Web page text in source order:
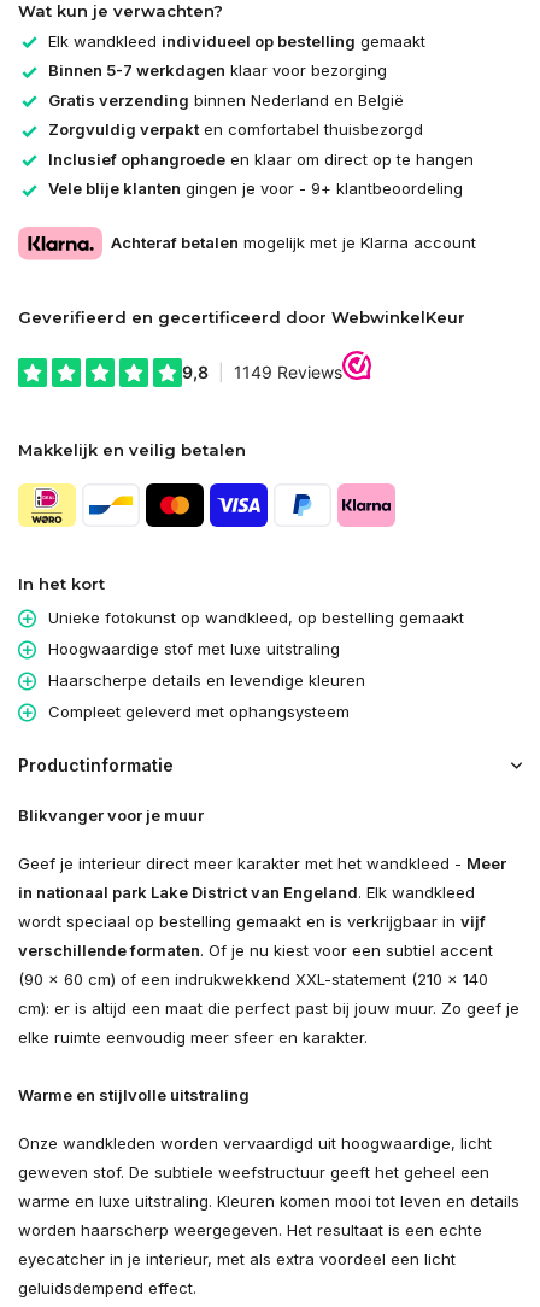
Wat kun je verwachten?
Elk wandkleed individueel op bestelling gemaakt
Binnen 5-7 werkdagen klaar voor bezorging
Gratis verzending binnen Nederland en België
Zorgvuldig verpakten comfortabel thuisbezorgd
Inclusief ophangroede en klaar om direct op te hangen
Vele blije klanten gingen je voor - 9+ klantbeoordeling
Achteraf betalen mogelijk met je Klarna account
Geverifieerd en gecertificeerd door WebwinkelKeur
Makkelijk en veilig betalen
In het kort
Unieke fotokunst op wandkleed, op bestelling gemaakt
Hoogwaardige stof met luxe uitstraling
Haarscherpe details en levendige kleuren
Compleet geleverd met ophangsysteem
Productinformatie
Blikvanger voor je muur
Geef je interieur direct meer karakter met het wandkleed - Meer
in nationaal park Lake District van Engeland. Elk wandkleed
wordt speciaal op bestelling gemaakt en is verkrijgbaar in vijf
verschillende formaten. Of je nu kiest voor een subtiel accent
(90 × 60 cm) of een indrukwekkend XXL-statement (210 × 140
cm): er is altijd een maat die perfect past bij jouw muur. Zo geef je
elke ruimte eenvoudig meer sfeer en karakter.
Warme en stijlvolle uitstraling
Onze wandkleden worden vervaardigd uit hoogwaardige, licht
geweven stof. De subtiele weefstructuur geeft het geheel een
warme en luxe uitstraling. Kleuren komen mooi tot leven en details
worden haarscherp weergegeven. Het resultaat is een echte
eyecatcher in je interieur, met als extra voordeel een licht
geluidsdempend effect.